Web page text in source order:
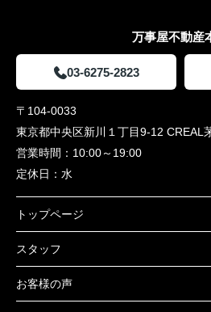
万事屋不動産
03-6275-2823
〒104-0033
東京都中央区新川１丁目9-12 CREAL
営業時間： 10:00～19:00
定休日： 水
トップページ
スタッフ
お客様の声